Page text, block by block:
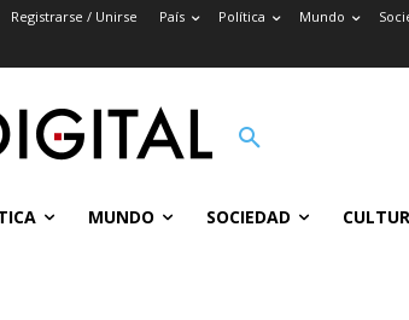
Registrarse / Unirse País Política Mundo
MUNDO SOCIEDAD